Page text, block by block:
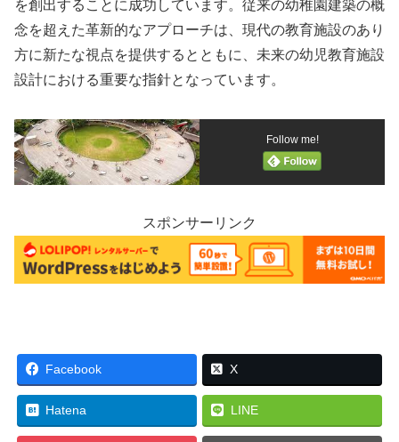
を創出することに成功しています。従来の幼稚園建築の概
念を超えた革新的なアプローチは、現代の教育施設のあり
方に新たな視点を提供するとともに、未来の幼児教育施設
設計における重要な指針となっています。
Follow me!
スポンサーリンク
Facebook X
Hatena LINE